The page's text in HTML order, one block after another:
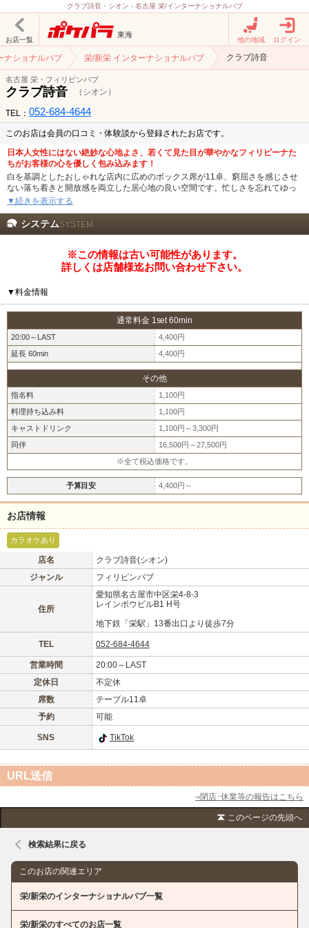
クラブ詩音・シオン - 名古屋 栄/インターナショナルパブ
お店一覧
東海
他の地域 ログイン
ナショナルパブ 栄/新栄 インターナショナルパブ クラブ詩音
名古屋 栄・フィリピンパブ
クラブ詩音 （シオン）
TEL： 052-684-4644
このお店は会員の口コミ・体験談から登録されたお店です。
日本人女性にはない絶妙な心地よさ、若くて見た目が華やかなフィリピーナた
ちがお客様の心を優しく包み込みます！
白を基調としたおしゃれな店内に広めのボックス席が11卓、窮屈さを感じさせ
ない落ち着きと開放感を両立した居心地の良い空間です。忙しさを忘れてゆっ
くりしたい夜にも飲み仲間を誘ってみんなでワイワイしたい夜にも、どちらの
ちはリアクション豊かでみんな褒め上手、言葉じゃなくて気持ちで通じ合って
いる感覚が思わずクセになるほど。
で是非お気軽にご相談くださいませ。
池田公園から歩いてスグの飲み屋が集結するビルB1F、お疲れ気味の仕事終わ
りや大人の夜にそっと寄り添うような優しい時間と笑顔があります。フィリピ
ンパブ初心者さんでも安心の全て税込価格、いつも陽気でポジティブな女の子
▼続きを表示する
システムSYSTEM
※この情報は古い可能性があります。
詳しくは店舗様迄お問い合わせ下さい。
▼料金情報
通常料金 1set 60min
20:00～LAST
4,400円
延長 60min
4,400円
その他
指名料
1,100円
料理持ち込み料
1,100円
キャストドリンク
1,100円～3,300円
同伴
16,500円～27,500円
※全て税込価格です。
予算目安 4,400円～
お店情報
カラオケあり
店名
クラブ詩音(シオン)
ジャンル
フィリピンパブ
住所
愛知県名古屋市中区栄4-8-3
レインボウビルB1 H号
地下鉄「栄駅」13番出口より徒歩7分
TEL 052-684-4644
営業時間
20:00～LAST
定休日
不定休
席数
テーブル11卓
予約
可能
SNS TikTok
URL送信
⇒閉店･休業等の報告はこちら
このページの先頭へ
検索結果に戻る
このお店の関連エリア
栄/新栄のインターナショナルパブ一覧
栄/新栄のすべてのお店一覧
このお店をシェアする
お店のURLをコピー
会員ログイン
新規会員登録
北海道 東北
甲信越 北陸
東海
中四国 九州
沖縄 全国TOP